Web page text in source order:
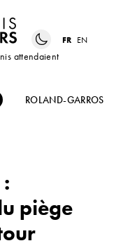
attendaient
FR EN
ROLAND-GARROS
piège